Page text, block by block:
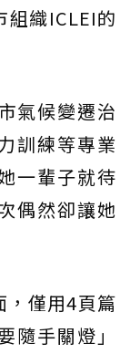
組織ICLEI的
氣候變遷治
訓練等專業
一輩子就待
偶然卻讓她
，僅用4頁篇
隨手關燈」